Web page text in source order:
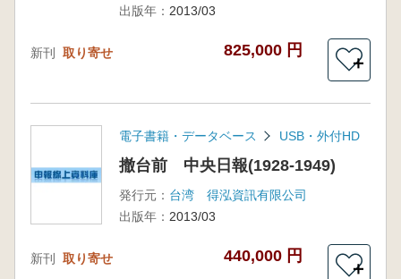
出版年： 2013/03
新刊 取り寄せ 825,000 円
＋
電子書籍・データベース USB・外付HD
撤台前 中央日報(1928-1949)
発行元： 台湾 得泓資訊有限公司
出版年： 2013/03
新刊 取り寄せ 440,000 円
＋